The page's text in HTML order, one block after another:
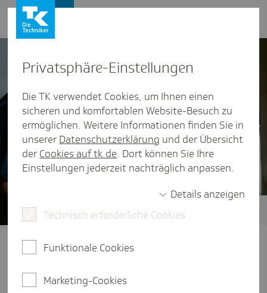
Konzepte für ein gesundes
Pflegende Angehörige
Privat­sphäre-Einstel­lungen
Die TK verwendet Cookies, um Ihnen einen
sicheren und komfortablen Website-Besuch zu
ermöglichen. Weitere Informationen finden Sie in
unserer Datenschutzerklärung und der Übersicht
der Cookies auf tk.de. Dort können Sie Ihre
Einstellungen jederzeit nachträglich anpassen.
Details anzeigen
Technisch erforderliche Cookies
Funktionale Cookies
Marketing-Cookies